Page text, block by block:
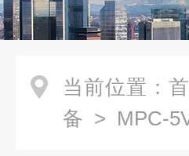
当前位置：
备 > MPC-